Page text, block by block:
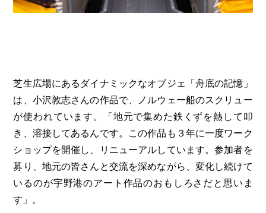
芝生広場にあるダイナミックなオブジェ「舟底の記憶」
は、小沢敦志さんの作品で、ノルウェー船のスクリュー
が使われています。「地元で集めた鉄くずを熱して叩
き、溶接してあるんです。この作品も３年に一度ワーク
ショップを開催し、リニューアルしています。参加者を
募り、地元の皆さんと交流を深めながら、変化し続けて
いるのが宇野港のアート作品のおもしろさだと思いま
す」。